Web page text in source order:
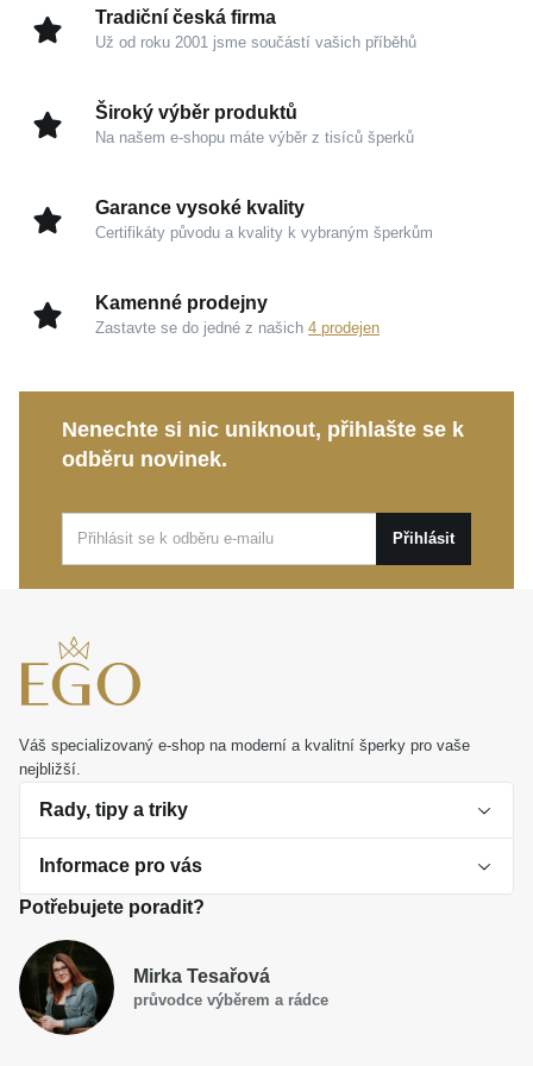
nosný prvek v kombinaci s vaším oblíbeným
přívěskem.
Kouzlo v detailech
zachovává svůj jasný zrcadlový lesk.
jemné stíny.
Tento šperk je dokonalým ztělesněním studiové
Tradiční česká firma
Už od roku 2001 jsme součástí vašich příběhů
Široký výběr produktů
Na našem e-shopu máte výběr z tisíců šperků
Garance vysoké kvality
Certifikáty původu a kvality k vybraným šperkům
Kamenné prodejny
Zastavte se do jedné z našich 4 prodejen
Nenechte si nic uniknout, přihlašte se k
odběru novinek.
Přihlásit
Váš specializovaný e-shop na moderní a kvalitní šperky pro vaše
nejbližší.
Rady, tipy a triky
O perlách
Jak vybrat perlový šperk
Dárková inspirace
Smaltované a korálkové šperky jako trend
Informace pro vás
Obchodní podmínky
Reklamační řád
Potřebujete poradit?
Mirka Tesařová
průvodce výběrem a rádce